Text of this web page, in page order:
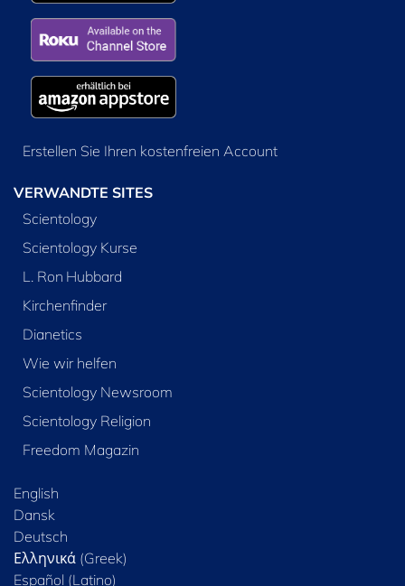
Erstellen Sie Ihren kostenfreien Account
VERWANDTE SITES
Scientology
Scientology Kurse
L. Ron Hubbard
Kirchenfinder
Dianetics
Wie wir helfen
Scientology Newsroom
Scientology Religion
Freedom Magazin
English
Dansk
Deutsch
Ελληνικά (Greek)
Español (Latino)